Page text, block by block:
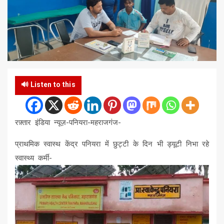
🔊 Listen to this
रफ़्तार इंडिया न्यूज़-पनियरा-महराजगंज-
प्राथमिक स्वास्थ केंद्र पनियरा में छुट्टी के दिन भी ड्यूटी निभा रहे
स्वास्थ्य कर्मी-